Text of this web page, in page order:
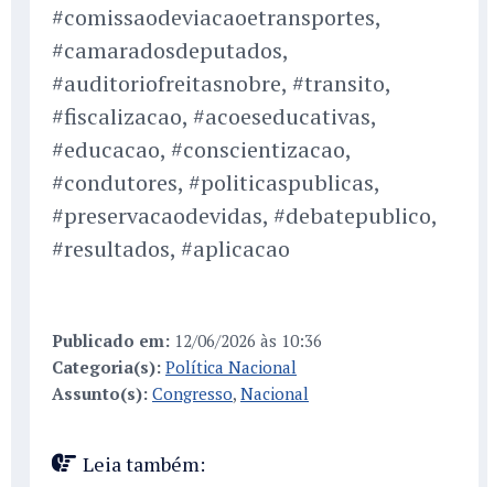
#comissaodeviacaoetransportes,
#camaradosdeputados,
#auditoriofreitasnobre, #transito,
#fiscalizacao, #acoeseducativas,
#educacao, #conscientizacao,
#condutores, #politicaspublicas,
#preservacaodevidas, #debatepublico,
#resultados, #aplicacao
Publicado em: 12/06/2026 às 10:36
Categoria(s): Política Nacional
Assunto(s): Congresso, Nacional
Leia também: